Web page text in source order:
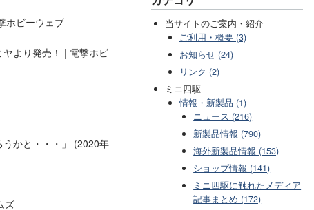
ホビーウェブ
より発売！ | 電撃ホビ
かと・・・」 (2020年
ズ
当サイトのご案内・紹介
ご利用・概要 (3)
お知らせ (24)
リンク (2)
ミニ四駆
情報・新製品 (1)
ニュース (216)
新製品情報 (790)
海外新製品情報 (153)
ショップ情報 (141)
ミニ四駆に触れたメディア
記事まとめ (172)